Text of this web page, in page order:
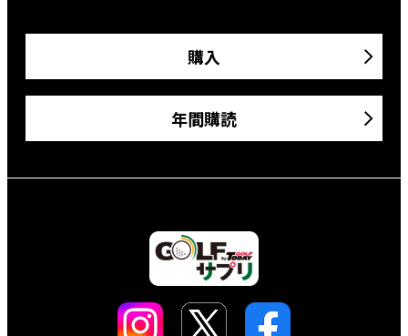
購入
年間購読